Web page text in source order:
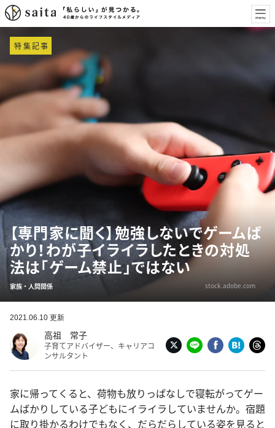
特集記事
【専門家に聞く】勉強しないでゲームば
かり！わが子イライラしたときの対処
法は「ゲーム禁止」ではない
家族・人間関係 stock.adobe.com
2021.06.10 更新
高祖 常子
子育てアドバイザー、キャリアコ
ンサルタント
家に帰ってくると、荷物も放りっぱなしで寝転がってゲー
ムばかりしている子どもにイライラしていませんか。宿題
に取り掛かるわけでもなく、だらだらしている姿を見ると